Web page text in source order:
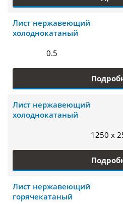
Лист нержавеющий
холоднокатаный
0.5
Лист нержавеющий
холоднокатаный
1250 x
Лист нержавеющий
горячекатаный